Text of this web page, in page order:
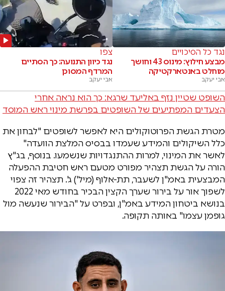
נגד כל הסיכויים
מבצע חילוץ: מינוס 43 וחושך
מוחלט באנטארקטיקה
אבי יעקב
צפו
נגד כיוון התנועה: כך הסתיים
המרדף המסוכן
אבי יעקב
השופט שטיין נזף באליעד שרגא: כך הוא נראה אחרי
הצעדים המפתיעים של השופטים בפרשת מינוי ראש המוסד
מטרת הגשת הפרוטוקולים היא לאפשר לשופטים "לבחון את
כלל השיקולים והמידע שעמדו בבסיס המלצת הוועדה"
לאשר את המינוי, למרות ההתנגדויות שנשמעו. בנוסף, בג"ץ
הורה על הגשת תצהיר מפורט מטעם ראש חטיבת ההפעלה
המבצעית באמ"ן לשעבר, תת-אלוף (מיל') ג'. תצהיר זה צפוי
לשפוך אור על בירור שערך הקצין הבכיר בחודש מאי 2022
בנושא ביטחון המידע באמ"ן, ובפרט על "הבירור שנעשה מול
גופמן עצמו" באותה תקופה.